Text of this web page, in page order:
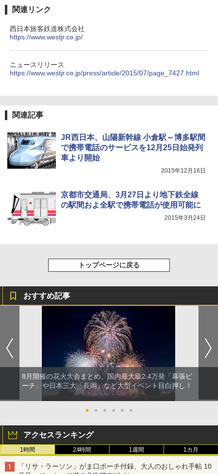
テント ワンタッチ RENEW 幅200 2-3人用 43
500002(88859)
￥9,990
[キャンパーズコレクション 山善] 傘みたいに
広げるだけ パッとサッとテント キューブ ブ
0B エクルベージュ
￥6,459
0ml（連続噴射30秒）110ml（連続噴射15
￥3,680
ポインターライト 強力 小型 緑色/赤色/青紫色
USB充電式 高精度 超長距離照射 長時間使用
ア/オフィス/教育現場/展示会用 緑
関連リンク
西日本旅客鉄道株式会社
https://www.westjr.co.jp/
ニュースリリース
https://www.westjr.co.jp/press/article/2015/07/page_7427.html
関連記事
JR西日本、山陽新幹線 小倉駅～博多駅間
で携帯電話のサービスを12月25日始発列
車より開始
2015年12月16日
京都市交通局、3月27日より地下鉄全線
の駅間およ全駅で携帯電話が使用可能に
2015年3月24日
トップページに戻る
おすすめ記事
8月開催の花火大会まとめ。国内最大級2.4万発「幕張ビ
ーチ」や日本三大「長岡」など大型イベント目白押し！
● ● ● ● ● ●
アクセスランキング
1時間 24時間 1週間 1カ月
「リサ・ラーソン」がま口ポーチ付録、大人のおしゃれ手帖 10